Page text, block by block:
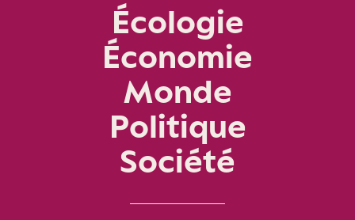
Écologie
Économie
Monde
Politique
Société